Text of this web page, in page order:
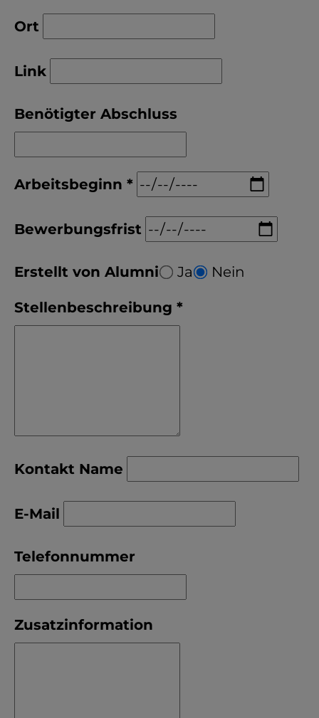
Ort
Link
Benötigter Abschluss
Arbeitsbeginn *
Bewerbungsfrist
Erstellt von Alumni Ja Nein
Stellenbeschreibung *
Kontakt Name
E-Mail
Telefonnummer
Zusatzinformation
notwendig).
EXTERNE MEDIEN
Benutzerdaten durch
Drittanbieter, bspw. über das
Einbinden externer Videos,
Standortdaten oder
YouTube